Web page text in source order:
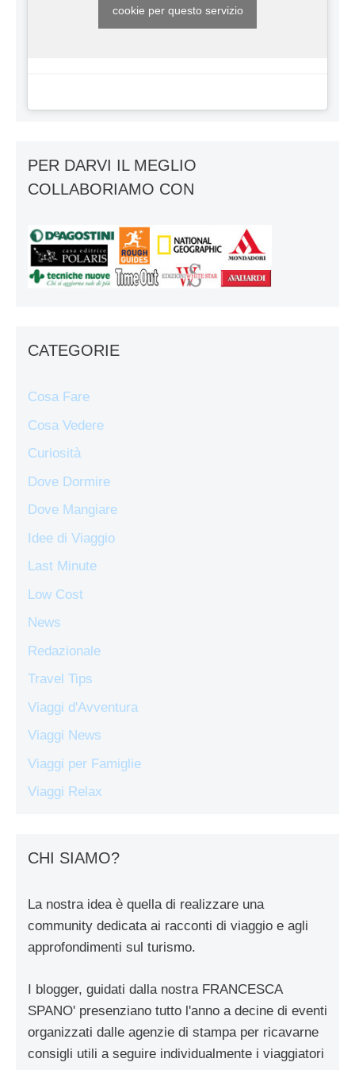
cookie per questo servizio
PER DARVI IL MEGLIO
COLLABORIAMO CON
CATEGORIE
Cosa Fare
Cosa Vedere
Curiosità
Dove Dormire
Dove Mangiare
Idee di Viaggio
Last Minute
Low Cost
News
Redazionale
Travel Tips
Viaggi d'Avventura
Viaggi News
Viaggi per Famiglie
Viaggi Relax
CHI SIAMO?
La nostra idea è quella di realizzare una
community dedicata ai racconti di viaggio e agli
approfondimenti sul turismo.
I blogger, guidati dalla nostra FRANCESCA
SPANO' presenziano tutto l'anno a decine di eventi
organizzati dalle agenzie di stampa per ricavarne
consigli utili a seguire individualmente i viaggiatori